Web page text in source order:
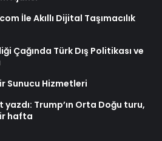
İle Akıllı Dijital Taşımacılık
Çağında Türk Dış Politikası ve
Sunucu Hizmetleri
Trump’ın Orta Doğu turu,
hafta